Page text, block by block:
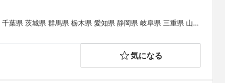
葉県 茨城県 群馬県 栃木県 愛知県 静岡県 岐阜県 三重県 山梨
歌山県 鳥取県 島根県 岡山県 広島県 山口県 徳島県 香川県
気になる